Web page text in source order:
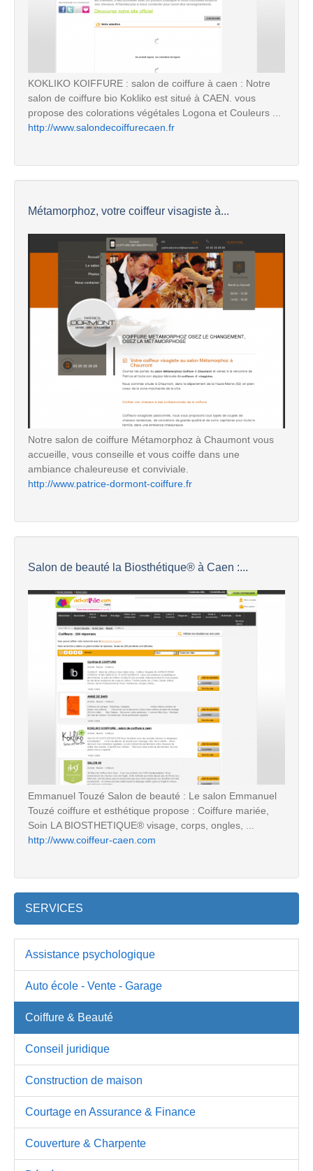
KOKLIKO KOIFFURE : salon de coiffure à caen : Notre
salon de coiffure bio Kokliko est situé à CAEN. vous
propose des colorations végétales Logona et Couleurs ...
http://www.salondecoiffurecaen.fr
Métamorphoz, votre coiffeur visagiste à...
Notre salon de coiffure Métamorphoz à Chaumont vous
accueille, vous conseille et vous coiffe dans une
ambiance chaleureuse et conviviale.
http://www.patrice-dormont-coiffure.fr
Salon de beauté la Biosthétique® à Caen :...
Emmanuel Touzé Salon de beauté : Le salon Emmanuel
Touzé coiffure et esthétique propose : Coiffure mariée,
Soin LA BIOSTHETIQUE® visage, corps, ongles, ...
http://www.coiffeur-caen.com
SERVICES
Assistance psychologique
Auto école - Vente - Garage
Coiffure & Beauté
Conseil juridique
Construction de maison
Courtage en Assurance & Finance
Couverture & Charpente